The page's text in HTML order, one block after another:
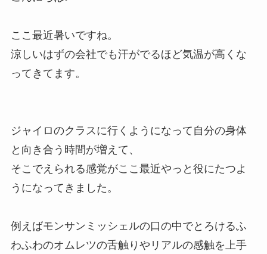
ここ最近暑いですね。
涼しいはずの会社でも汗がでるほど気温が高くな
ってきてます。
ジャイロのクラスに行くようになって自分の身体
と向き合う時間が増えて、
そこでえられる感覚がここ最近やっと役にたつよ
うになってきました。
例えばモンサンミッシェルの口の中でとろけるふ
わふわのオムレツの舌触りやリアルの感触を上手